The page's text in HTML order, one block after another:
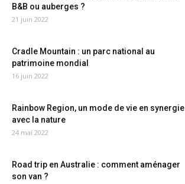
B&B ou auberges ?
21 juin 2022
Cradle Mountain : un parc national au
patrimoine mondial
16 juin 2022
Rainbow Region, un mode de vie en synergie
avec la nature
24 mai 2022
Road trip en Australie : comment aménager
son van ?